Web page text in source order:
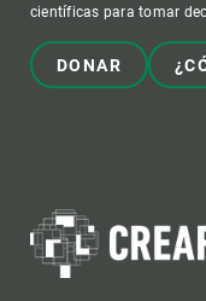
científicas para tomar
DONAR